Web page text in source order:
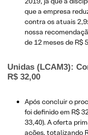
que a empresa
contra os atuais
nossa
de 12 meses de R$
Unidas (LCAM3):
R$ 32,00
​Após concluir o
foi definido em R$
33,40). A oferta
ações, totalizando